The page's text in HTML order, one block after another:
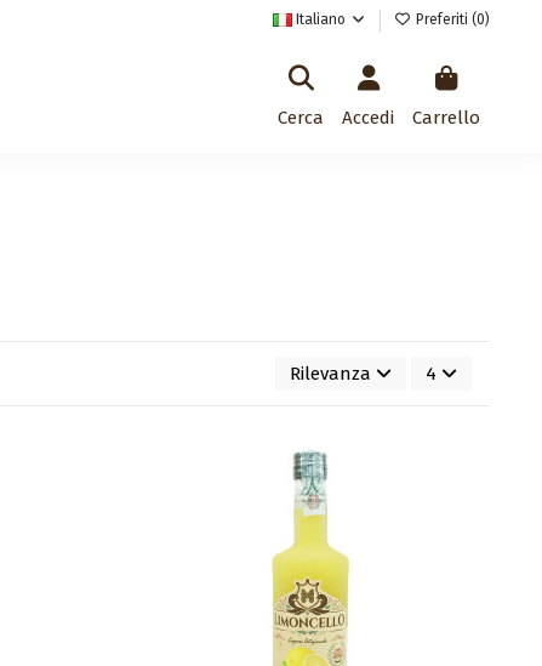
Italiano Preferiti (0)
Cerca Accedi Carrello
Rilevanza 4